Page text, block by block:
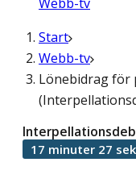
Start
Webb-tv
Lönebidrag för
17 minuter 27